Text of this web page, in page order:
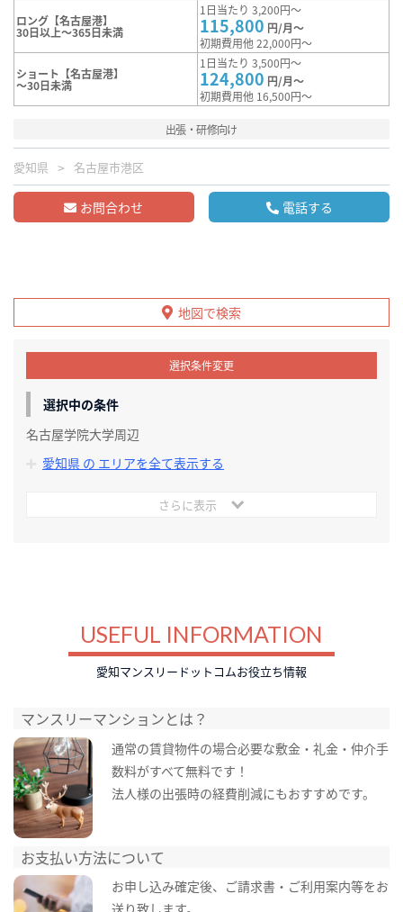
ロング【名古屋港】
30日以上～365日未満
1日当たり 3,200円～
115,800 円/月～
初期費用他 22,000円～
ショート【名古屋港】
～30日未満
1日当たり 3,500円～
124,800 円/月～
初期費用他 16,500円～
出張・研修向け
愛知県 名古屋市港区
お問合わせ 電話する
地図で検索
選択条件変更
選択中の条件
名古屋学院大学周辺
愛知県 の エリアを全て表示する
さらに表示
USEFUL INFORMATION
愛知マンスリードットコムお役立ち情報
マンスリーマンションとは？
通常の賃貸物件の場合必要な敷金・礼金・仲介手
数料がすべて無料です！
法人様の出張時の経費削減にもおすすめです。
お支払い方法について
お申し込み確定後、ご請求書・ご利用案内等をお